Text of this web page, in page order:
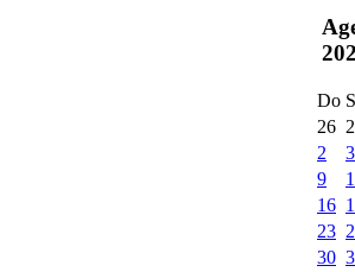
Do
26
2
3
9
16
23
30